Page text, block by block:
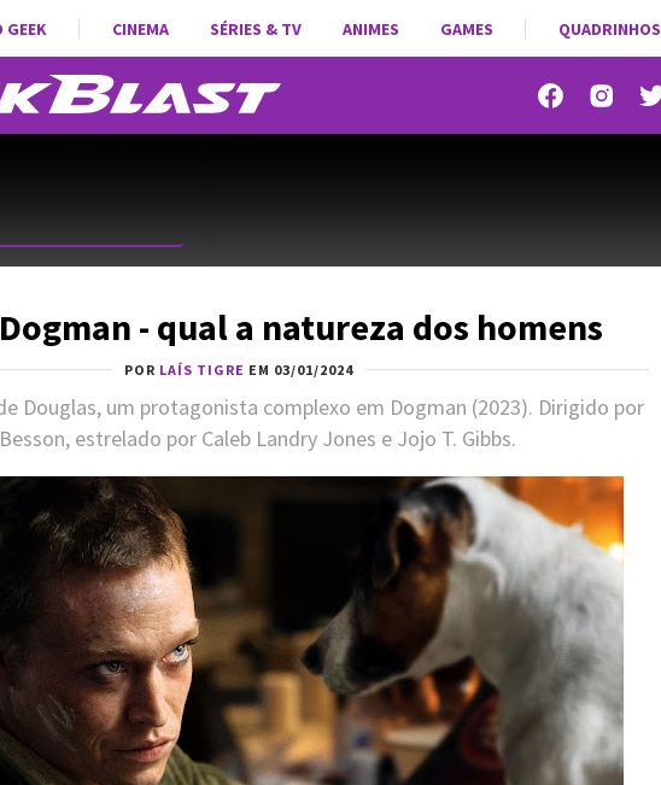
GEEK CINEMA SÉRIES & TV ANIMES GAMES QUADRINHOS
- qual a natureza dos homens
POR LAÍS TIGRE EM 03/01/2024
Douglas, um protagonista complexo em Dogman (2023). Dirigido por
estrelado por Caleb Landry Jones e Jojo T. Gibbs.